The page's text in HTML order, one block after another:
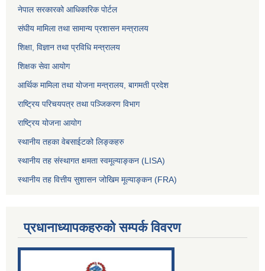
नेपाल सरकारको आधिकारिक पोर्टल
संघीय मामिला तथा सामान्य प्रशासन मन्त्रालय
शिक्षा, विज्ञान तथा प्रविधि मन्त्रालय
शिक्षक सेवा आयोग
आर्थिक मामिला तथा योजना मन्त्रालय, बागमती प्रदेश
राष्ट्रिय परिचयपत्र तथा पञ्जिकरण विभाग
राष्ट्रिय योजना आयोग
स्थानीय तहका वेबसाईटको लिङ्कहरु
स्थानीय तह संस्थागत क्षमता स्वमूल्याङ्कन (LISA)
स्थानीय तह वित्तीय सुशासन जोखिम मूल्याङ्कन (FRA)
प्रधानाध्यापकहरुको सम्पर्क विवरण